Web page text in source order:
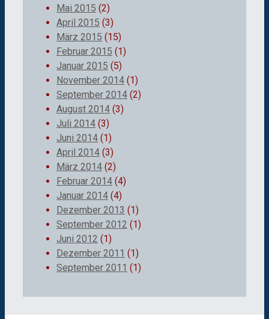
Mai 2015 (2)
April 2015 (3)
März 2015 (15)
Februar 2015 (1)
Januar 2015 (5)
November 2014 (1)
September 2014 (2)
August 2014 (3)
Juli 2014 (3)
Juni 2014 (1)
April 2014 (3)
März 2014 (2)
Februar 2014 (4)
Januar 2014 (4)
Dezember 2013 (1)
September 2012 (1)
Juni 2012 (1)
Dezember 2011 (1)
September 2011 (1)